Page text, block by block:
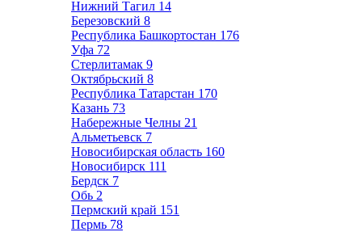
Нижний Тагил 14
Березовский 8
Республика Башкортостан 176
Уфа 72
Стерлитамак 9
Октябрьский 8
Республика Татарстан 170
Казань 73
Набережные Челны 21
Альметьевск 7
Новосибирская область 160
Новосибирск 111
Бердск 7
Обь 2
Пермский край 151
Пермь 78